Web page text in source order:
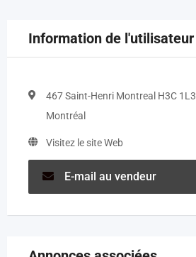
Information de l'utilisateur
467 Saint-Henri Montreal H3C 1L3
Montréal
Visitez le site Web
E-mail au vendeur